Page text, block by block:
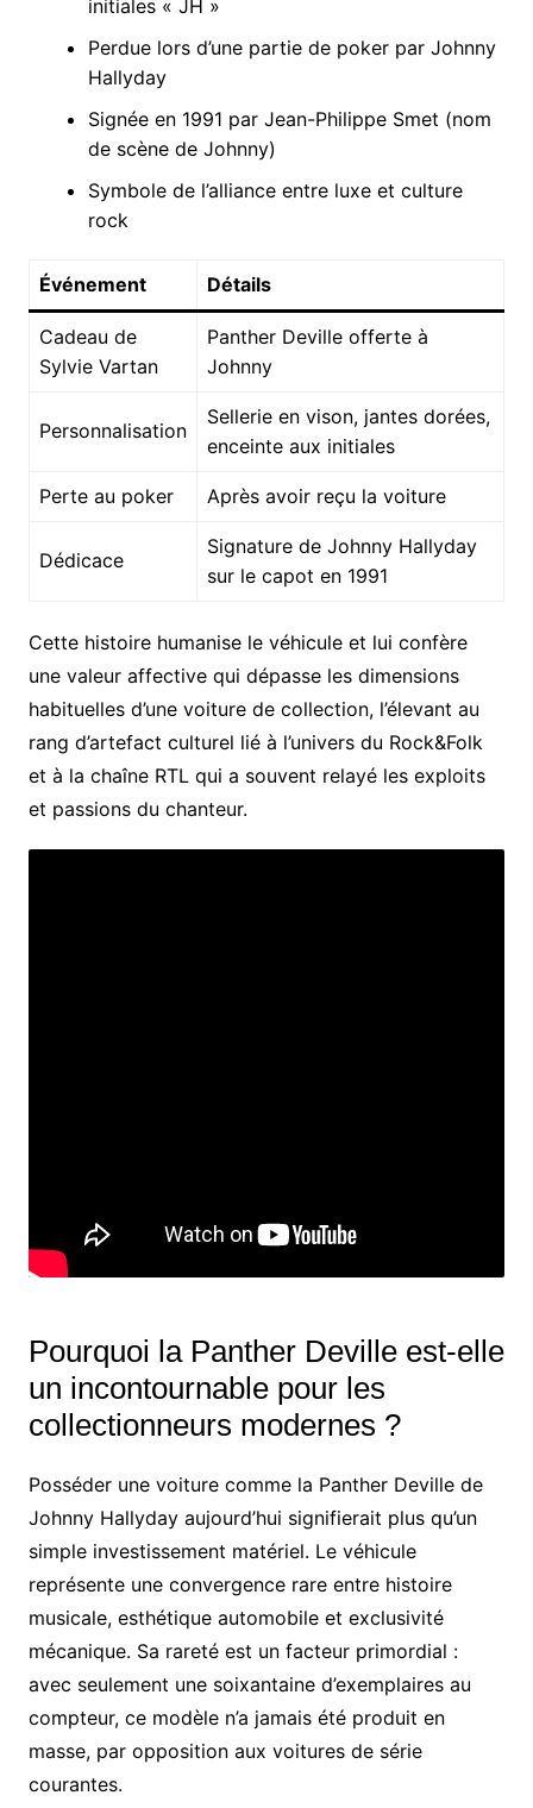
initiales « JH »
Perdue lors d’une partie de poker par Johnny
Hallyday
Signée en 1991 par Jean-Philippe Smet (nom
de scène de Johnny)
Symbole de l’alliance entre luxe et culture
rock
Événement Détails
Cadeau de
Sylvie Vartan
Panther Deville offerte à
Johnny
Personnalisation
Sellerie en vison, jantes dorées,
enceinte aux initiales
Perte au poker Après avoir reçu la voiture
Dédicace
Signature de Johnny Hallyday
sur le capot en 1991
Cette histoire humanise le véhicule et lui confère
une valeur affective qui dépasse les dimensions
habituelles d’une voiture de collection, l’élevant au
rang d’artefact culturel lié à l’univers du Rock&Folk
et à la chaîne RTL qui a souvent relayé les exploits
et passions du chanteur.
Pourquoi la Panther Deville est-elle
un incontournable pour les
collectionneurs modernes ?
Posséder une voiture comme la Panther Deville de
Johnny Hallyday aujourd’hui signifierait plus qu’un
simple investissement matériel. Le véhicule
représente une convergence rare entre histoire
musicale, esthétique automobile et exclusivité
mécanique. Sa rareté est un facteur primordial :
avec seulement une soixantaine d’exemplaires au
compteur, ce modèle n’a jamais été produit en
masse, par opposition aux voitures de série
courantes.